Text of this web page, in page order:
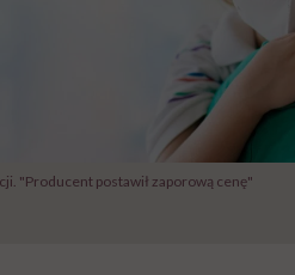
"Producent postawił zaporową cenę"